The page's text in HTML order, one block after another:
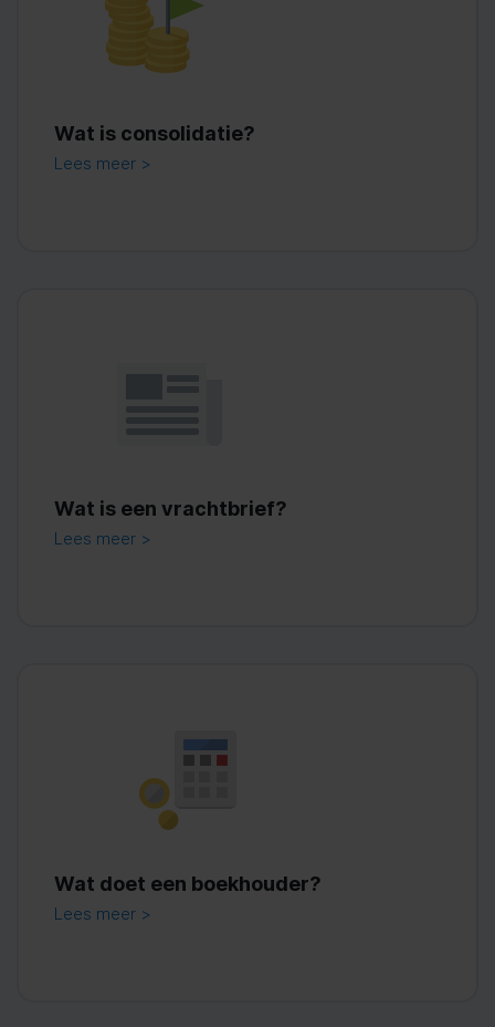
Wat is consolidatie?
Lees meer >
Wat is een vrachtbrief?
Lees meer >
Wat doet een boekhouder?
Lees meer >